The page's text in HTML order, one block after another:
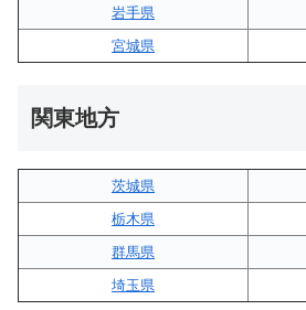
岩手県
宮城県
関東地方
茨城県
栃木県
群馬県
埼玉県